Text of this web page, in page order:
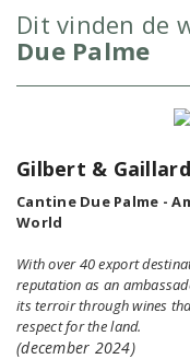
Dit vinden de
Due Palme
Gilbert & Gaillard
Cantine Due Palme -
World
With over 40 export
reputation as an
its terroir through wines
respect for the land.
(december 2024)